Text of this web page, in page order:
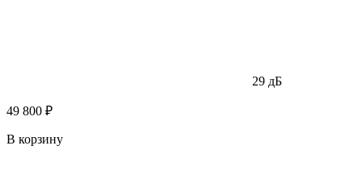
29 дБ
49 800 ₽
В корзину